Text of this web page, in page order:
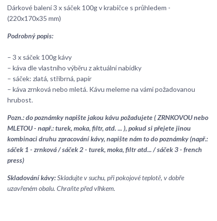
Dárkové balení 3 x sáček 100g v krabičce s průhledem -
(220x170x35 mm)
Podrobný popis:
– 3 x sáček 100g kávy
– káva dle vlastního výběru z aktuální nabídky
– sáček: zlatá, stříbrná, papír
– káva zrnková nebo mletá. Kávu meleme na vámi požadovanou
hrubost.
Pozn.: do poznámky napište jakou kávu požadujete ( ZRNKOVOU nebo
MLETOU - např.: turek, moka, filtr, atd. ... ), pokud si přejete jinou
kombinaci druhu zpracování kávy, napište nám to do poznámky (např.:
sáček 1 - zrnková / sáček 2 - turek, moka, filtr atd... / sáček 3 - french
press)
Skladování kávy:Skladujte v suchu, při pokojové teplotě, v dobře
uzavřeném obalu. Chraňte před vlhkem.